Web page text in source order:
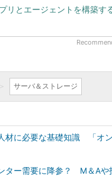
リとエージェントを構築す
サーバ＆ストレージ
材に必要な基礎知識 「オ
ター需要に降参？ M＆Aや